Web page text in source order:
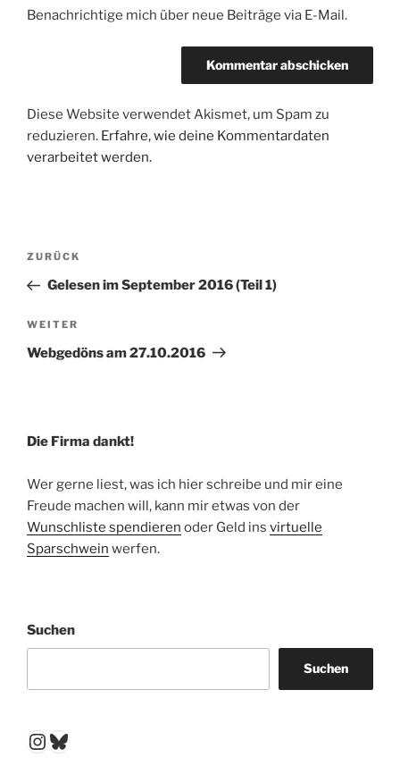
Benachrichtige mich über neue Beiträge via E-Mail.
Diese Website verwendet Akismet, um Spam zu
reduzieren. Erfahre, wie deine Kommentardaten
verarbeitet werden.
Beitragsnavigation
Vorheriger
Beitrag
ZURÜCK
Gelesen im September 2016 (Teil 1)
Nächster
Beitrag
WEITER
Webgedöns am 27.10.2016
Die Firma dankt!
Wer gerne liest, was ich hier schreibe und mir eine
Freude machen will, kann mir etwas von der
Wunschliste spendieren oder Geld ins virtuelle
Sparschwein werfen.
Suchen
Suchen
Instagram
Bluesky